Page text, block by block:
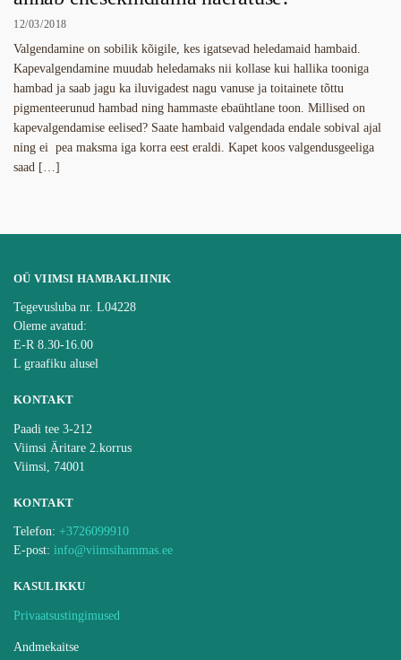
12/03/2018
Valgendamine on sobilik kõigile, kes igatsevad heledamaid hambaid.
Kapevalgendamine muudab heledamaks nii kollase kui hallika tooniga
hambad ja saab jagu ka iluvigadest nagu vanuse ja toitainete tõttu
pigmenteerunud hambad ning hammaste ebaühtlane toon. Millised on
kapevalgendamise eelised? Saate hambaid valgendada endale sobival ajal
ning ei pea maksma iga korra eest eraldi. Kapet koos valgendusgeeliga
saad […]
OÜ VIIMSI HAMBAKLIINIK
Tegevusluba nr. L04228
Oleme avatud:
E-R 8.30-16.00
L graafiku alusel
KONTAKT
Paadi tee 3-212
Viimsi Äritare 2.korrus
Viimsi, 74001
KONTAKT
Telefon: +3726099910
E-post: info@viimsihammas.ee
KASULIKKU
Privaatsustingimused
Andmekaitse